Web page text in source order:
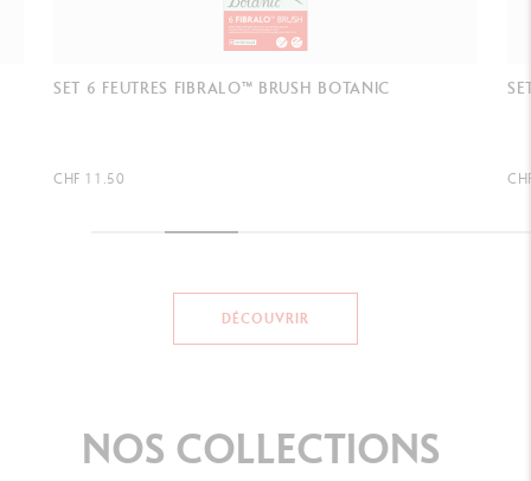
SET 6 FEUTRES FIBRALO™ BRUSH MANGA SHOJO
CHF 11.50
DÉCOUVRIR
NOS COLLECTIONS